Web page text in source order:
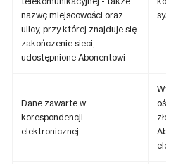
nazwę miejscowości oraz
ulicy, przy której znajduje się
zakończenie sieci,
udostępnione Abonentowi
Dane zawarte w
korespondencji
elektronicznej